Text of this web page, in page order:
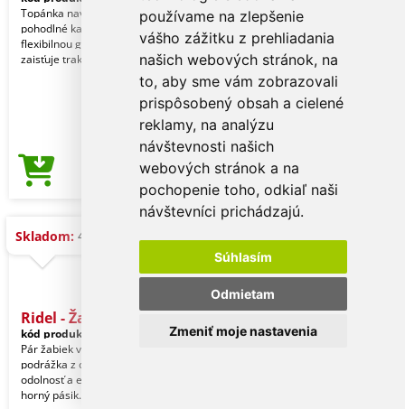
používame na zlepšenie
vášho zážitku z prehliadania
našich webových stránok, na
to, aby sme vám zobrazovali
prispôsobený obsah a cielené
reklamy, na analýzu
návštevnosti našich
webových stránok a na
pochopenie toho, odkiaľ naši
návštevníci prichádzajú.
Súhlasím
Odmietam
Zmeniť moje nastavenia
Topánka navrhnutá na ľahké a
pohodlné každodenné nosenie. S
flexibilnou gumovou podrážkou, ktorá
zaisťuje trakciu a stab
Cena od
Skladom: 480 ks
Ridel - Žabky
kód produktu:
Pár žabiek vyrobených z EVA. Plochá
podrážka z odolnej EVA pre vysokú
odolnosť a ergonomicky tvarovaný
horný pásik. Veľk